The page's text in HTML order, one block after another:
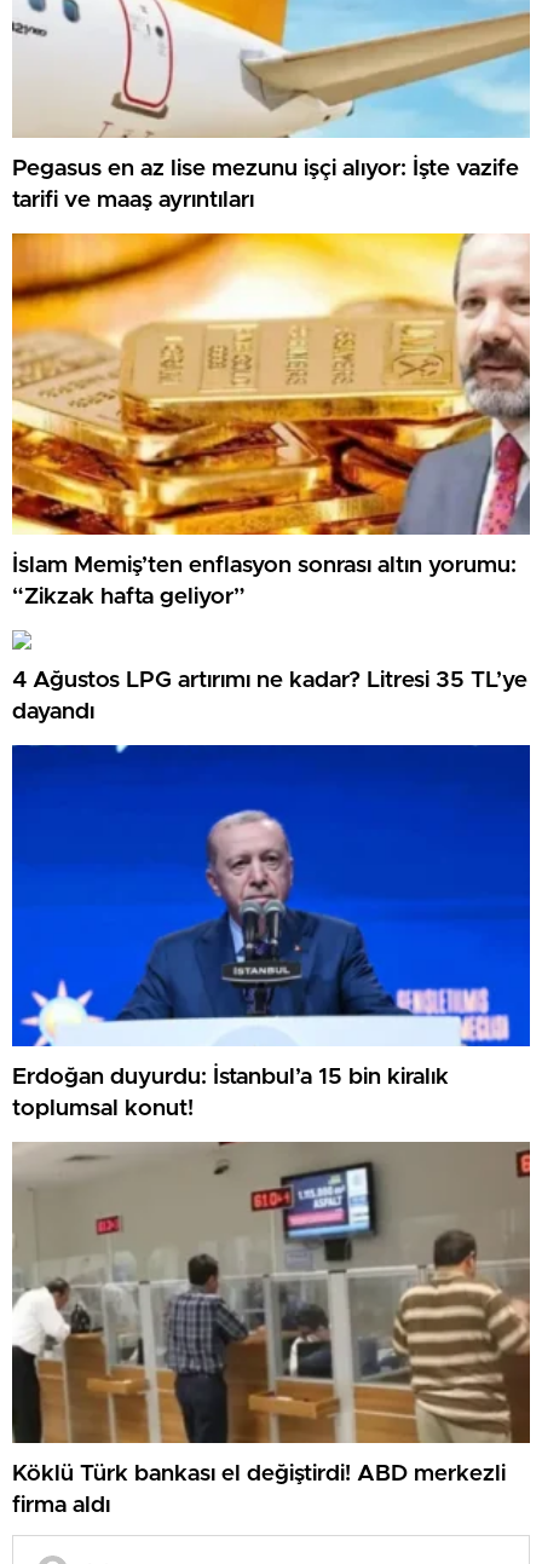
Pegasus en az lise mezunu işçi alıyor: İşte vazife
tarifi ve maaş ayrıntıları
İslam Memiş’ten enflasyon sonrası altın yorumu:
“Zikzak hafta geliyor”
4 Ağustos LPG artırımı ne kadar? Litresi 35 TL’ye
dayandı
Erdoğan duyurdu: İstanbul’a 15 bin kiralık
toplumsal konut!
Köklü Türk bankası el değiştirdi! ABD merkezli
firma aldı